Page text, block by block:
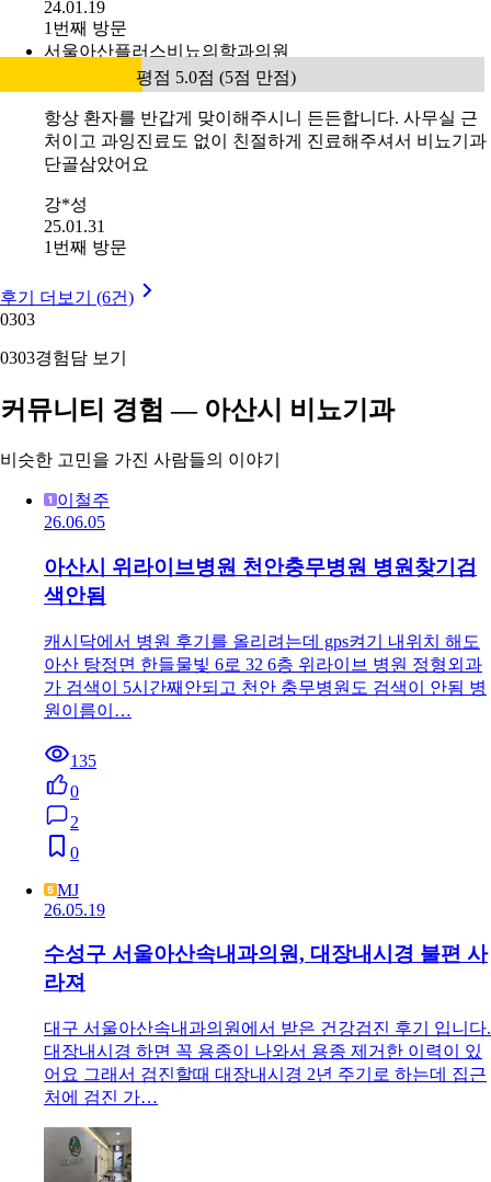
24.01.19
1번째 방문
서울아산플러스비뇨의학과의원
평점 5.0점 (5점 만점)
항상 환자를 반갑게 맞이해주시니 든든합니다. 사무실 근
처이고 과잉진료도 없이 친절하게 진료해주셔서 비뇨기과
단골삼았어요
강*성
25.01.31
1번째 방문
후기 더보기 (6건)
0303
0303경험담 보기
커뮤니티 경험 — 아산시 비뇨기과
비슷한 고민을 가진 사람들의 이야기
이철주
26.06.05
아산시 위라이브병원 천안충무병원 병원찾기검
색안됨
캐시닥에서 병원 후기를 올리려는데 gps켜기 내위치 해도
아산 탕정면 한들물빛 6로 32 6층 위라이브 병원 정형외과
가 검색이 5시간째안되고 천안 충무병원도 검색이 안됨 병
원이름이…
135
0
2
0
MJ
26.05.19
수성구 서울아산속내과의원, 대장내시경 불편 사
라져
대구 서울아산속내과의원에서 받은 건강검진 후기 입니다.
대장내시경 하면 꼭 용종이 나와서 용종 제거한 이력이 있
어요 그래서 검진할때 대장내시경 2년 주기로 하는데 집근
처에 검진 가…